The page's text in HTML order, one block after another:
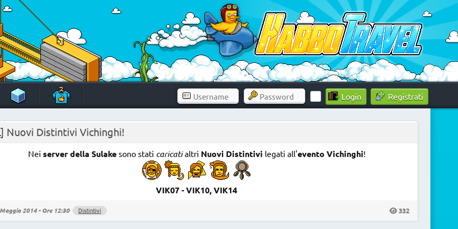
Registrati
Nuovi Distintivi Vichinghi!
Nei server della Sulakesono stati caricatialtri Nuovi Distintivi legati all'evento Vichinghi!
VIK07 - VIK10, VIK14
2014 - Ore 12:30 Distintivi 332